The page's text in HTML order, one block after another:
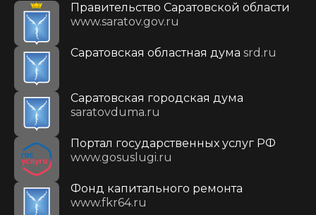
Правительство Саратовской области
www.saratov.gov.ru
Саратовская областная дума srd.ru
Саратовская городская дума
saratovduma.ru
Портал государственных услуг РФ
www.gosuslugi.ru
Фонд капитального ремонта
www.fkr64.ru